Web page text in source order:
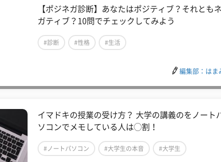
【ポジネガ診断】あなたはポジティブ？それともネ
ガティブ？10問でチェックしてみよう
#診断 #性格 #生活
編集部：はま
イマドキの授業の受け方？ 大学の講義のをノート
ソコンでメモしている人は◯割！
#ノートパソコン #大学生の本音 #大学生